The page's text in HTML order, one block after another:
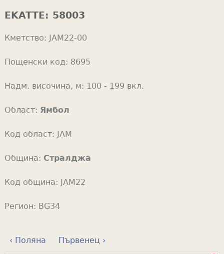
r
m
e
e
EKATTE: 58003
Кметство: JAM22-00
Пощенски код: 8695
Надм. височина, м: 100 - 199 вкл.
Област: Ямбол
Код област: JAM
Община: Стралджа
Код община: JAM22
Регион: BG34
‹ Поляна Първенец ›